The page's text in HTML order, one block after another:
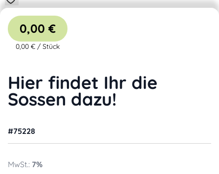
Hier findet Ihr die
Sossen dazu!
#75228
MwSt.: 7%
0,00 €
0,00 € / Stück